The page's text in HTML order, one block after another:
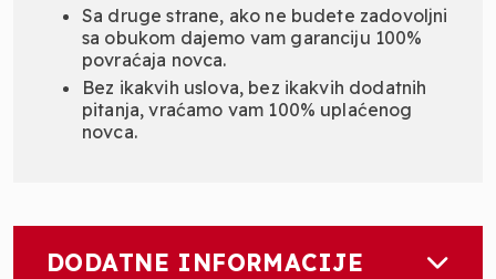
Sa druge strane, ako ne budete zadovoljni
sa obukom dajemo vam garanciju 100%
povraćaja novca.
Bez ikakvih uslova, bez ikakvih dodatnih
pitanja, vraćamo vam 100% uplaćenog
novca.
DODATNE INFORMACIJE